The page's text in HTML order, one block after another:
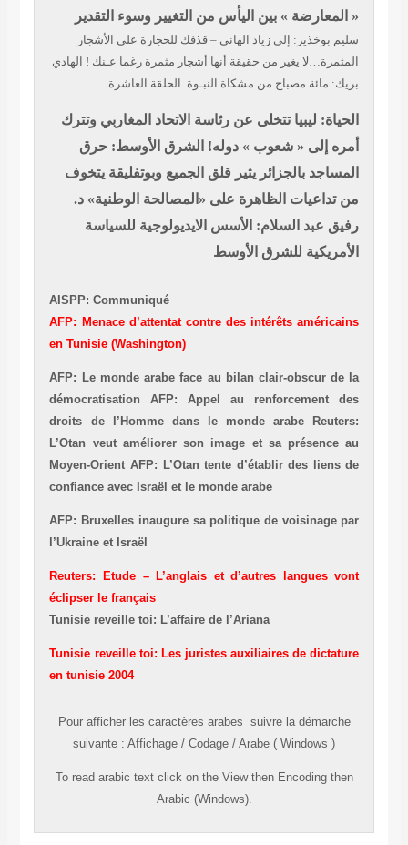
« المعارضة » بين اليأس من التغيير وسوء التقدير
سليم بوخذير: إلي زياد الهاني – قذفك للحجارة على الأشجار
المثمرة…لا يغير من حقيقة أنها أشجار مثمرة رغما عـنك ! الهادي
بريك: مائة مصباح من مشكاة النبـوة الحلقة العاشرة
الحياة: ليبيا تتخلى عن رئاسة الاتحاد المغاربي وتترك
أمره إلى « شعوب » دوله! الشرق الأوسط: حرق
المساجد بالجزائر يثير قلق الجميع وبوتفليقة يتخوف
من تداعيات الظاهرة على «المصالحة الوطنية» د.
رفيق عبد السلام: الأسس الايديولوجية للسياسة
الأمريكية للشرق الأوسط
AISPP: Communiqué
AFP: Menace d’attentat contre des intérêts américains
en Tunisie (Washington)
AFP: Le monde arabe face au bilan clair-obscur de la
démocratisation AFP: Appel au renforcement des
droits de l’Homme dans le monde arabe
Reuters:
L’Otan veut améliorer son image et sa présence au
Moyen-Orient AFP: L’Otan tente d’établir des liens de
confiance avec Israël et le monde arabe
AFP: Bruxelles inaugure sa politique de voisinage par
l’Ukraine et Israël
Reuters: Etude – L’anglais et d’autres langues vont
éclipser le français
Tunisie reveille toi: L’affaire de l’Ariana
Tunisie reveille toi: Les juristes auxiliaires de dictature
en tunisie 2004
Pour afficher les caractères arabes suivre la démarche
suivante : Affichage /Codage /Arabe ( Windows )
To read arabic text click on the ViewthenEncoding then
Arabic (Windows).